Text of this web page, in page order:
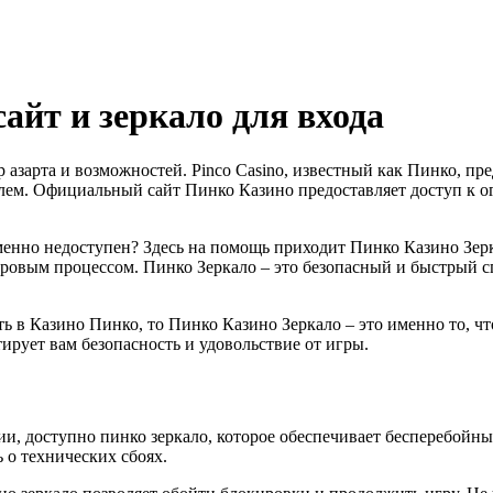
и зеркало для входа
и возможностей. Pinco Casino, известный как Пинко,
Официальный сайт Пинко Казино предоставляет доступ к
недоступен? Здесь на помощь приходит Пинко Казино
процессом. Пинко Зеркало – это безопасный и быстрый
в Казино Пинко, то Пинко Казино Зеркало – это именно то,
вам безопасность и удовольствие от игры.
доступно пинко зеркало, которое обеспечивает
о технических сбоях.